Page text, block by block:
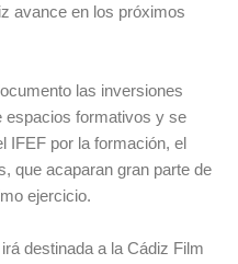
avance en los próximos
las inversiones
espacios formativos y se
IFEF por la formación, el
que acaparan gran parte de
ejercicio.
destinada a la Cádiz Film